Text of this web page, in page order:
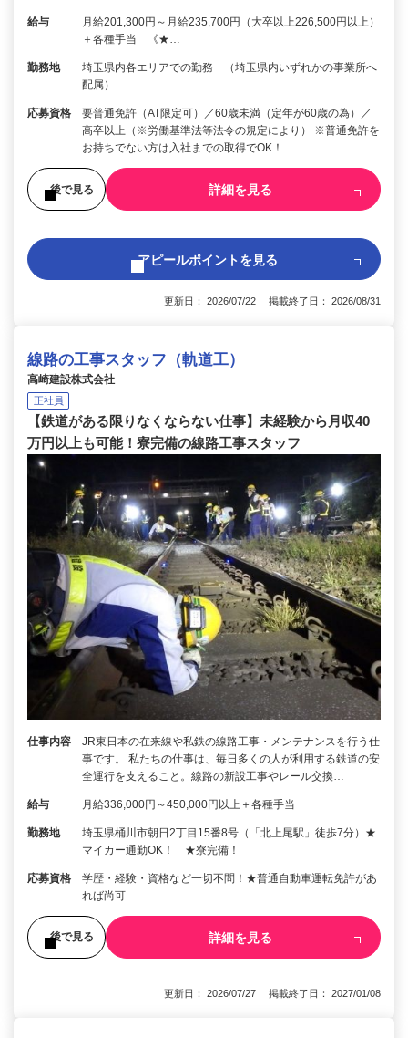
給与
月給201,300円～月給235,700円（大卒以上226,500円以上）
＋各種手当 《★…
勤務地
埼玉県内各エリアでの勤務 （埼玉県内いずれかの事業所へ
配属）
応募資格
要普通免許（AT限定可）／60歳未満（定年が60歳の為）／
高卒以上（※労働基準法等法令の規定により） ※普通免許を
お持ちでない方は入社までの取得でOK！
後で見る 詳細を見る
アピールポイントを見る
更新日： 2026/07/22 掲載終了日： 2026/08/31
線路の工事スタッフ（軌道工）
高崎建設株式会社
正社員
【鉄道がある限りなくならない仕事】未経験から月収40
万円以上も可能！寮完備の線路工事スタッフ
仕事内容
JR東日本の在来線や私鉄の線路工事・メンテナンスを行う仕
事です。 私たちの仕事は、毎日多くの人が利用する鉄道の安
全運行を支えること。線路の新設工事やレール交換…
給与 月給336,000円～450,000円以上＋各種手当
勤務地
埼玉県桶川市朝日2丁目15番8号（「北上尾駅」徒歩7分）★
マイカー通勤OK！ ★寮完備！
応募資格
学歴・経験・資格など一切不問！★普通自動車運転免許があ
れば尚可
後で見る 詳細を見る
更新日： 2026/07/27 掲載終了日： 2027/01/08